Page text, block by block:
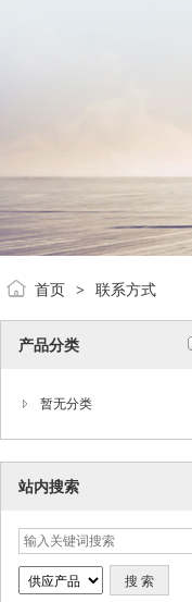
首页 > 联系方式
产品分类
暂无分类
站内搜索